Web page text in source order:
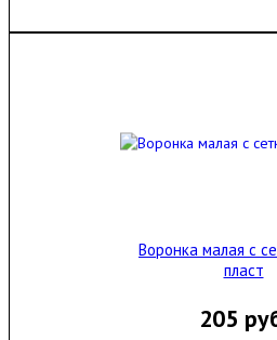
Воронка малая с
пласт
205